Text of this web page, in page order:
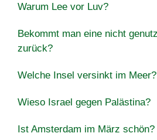
Warum Lee vor Luv?
Bekommt man eine nicht
zurück?
Welche Insel versinkt im Meer?
Wieso Israel gegen Palästina?
Ist Amsterdam im März schön?